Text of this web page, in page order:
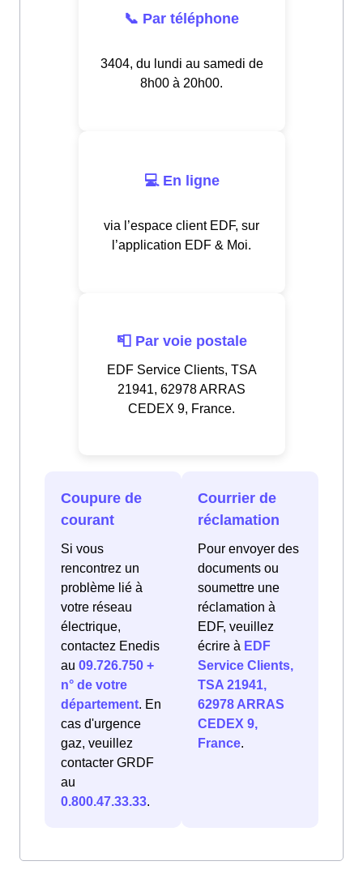
📞 Par téléphone
3404, du lundi au samedi de
8h00 à 20h00.
💻 En ligne
via l’espace client EDF, sur
l’application EDF & Moi.
📮 Par voie postale
EDF Service Clients, TSA
21941, 62978 ARRAS
CEDEX 9, France.
Coupure de
courant
Si vous
rencontrez un
problème lié à
votre réseau
électrique,
contactez Enedis
au 09.726.750 +
n° de votre
département. En
cas d'urgence
gaz, veuillez
contacter GRDF
au
0.800.47.33.33.
Courrier de
réclamation
Pour envoyer des
documents ou
soumettre une
réclamation à
EDF, veuillez
écrire à EDF
Service Clients,
TSA 21941,
62978 ARRAS
CEDEX 9,
France.